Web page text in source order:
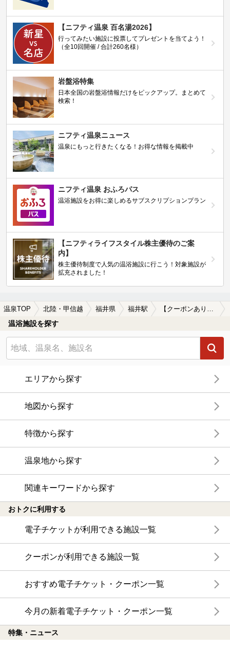
【ニフティ温泉 百名湯2026】
行ってみたい施設に投票してプレゼントを当てよう！
（全10回開催 / 合計260名様）
岩盤浴特集
日本全国の岩盤浴情報だけをピックアップ。まとめて
検索！
ニフティ温泉ニュース
温泉にもっと行きたくなる！お得な情報を掲載中
ニフティ温泉 おふろパス
温浴施設をお得に楽しめるサブスクリプションプラン
【ニフティライフスタイル株主優待のご案
内】
株主優待制度で人気の温浴施設に行こう！対象施設が
拡充されました！
温泉TOP 北陸・甲信越 福井県 福井駅 【クーポンあり】福井駅近くの温泉宿・温泉旅館・ホテルおすすめ(2026年版)
温浴施設を探す
エリアから探す
地図から探す
特徴から探す
温泉地から探す
関連キーワードから探す
おトクに利用する
電子チケットが利用できる施設一覧
クーポンが利用できる施設一覧
おすすめ電子チケット・クーポン一覧
今月の新着電子チケット・クーポン一覧
特集・ニュース